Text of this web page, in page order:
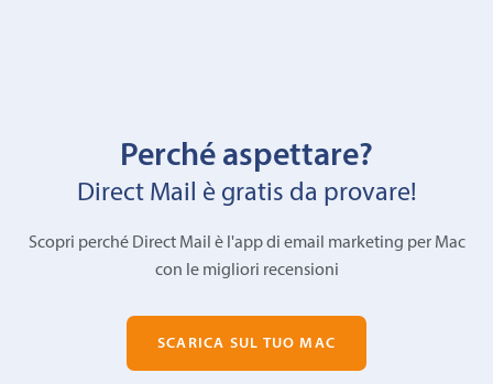
Perché aspettare?
Direct Mail è gratis da provare!
Scopri perché Direct Mail è l'app di email marketing per Mac
con le migliori recensioni
SCARICA SUL TUO MAC